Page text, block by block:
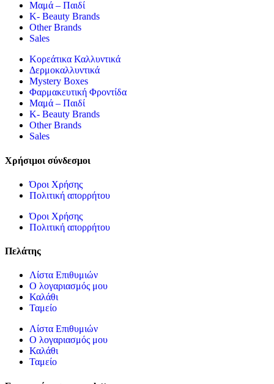
Μαμά – Παιδί
K- Beauty Brands
Other Brands
Sales
Κορεάτικα Καλλυντικά
Δερμοκαλλυντικά
Mystery Boxes
Φαρμακευτική Φροντίδα
Μαμά – Παιδί
K- Beauty Brands
Other Brands
Sales
Χρήσιμοι σύνδεσμοι
Όροι Χρήσης
Πολιτική απορρήτου
Όροι Χρήσης
Πολιτική απορρήτου
Πελάτης
Λίστα Επιθυμιών
Ο λογαριασμός μου
Καλάθι
Ταμείο
Λίστα Επιθυμιών
Ο λογαριασμός μου
Καλάθι
Ταμείο